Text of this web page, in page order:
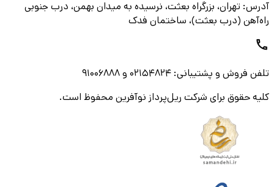
آدرس: تهران، بزرگراه بعثت، نرسیده به میدان بهمن، درب جنوبی
راه‌آهن (درب بعثت)، ساختمان فدک
تلفن فروش و پشتیبانی: ۰۲۱۵۴۸۲۴ و ۹۱۰۰۶۸۸۸
کلیه حقوق برای شرکت ریل‌پرداز نوآفرین محفوظ است.